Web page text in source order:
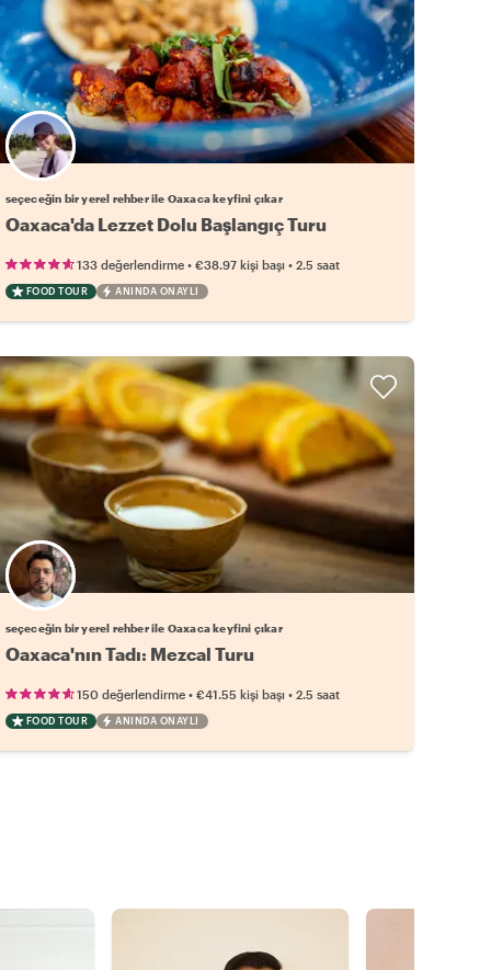
Favori yerel rehberini seç
seçeceğin bir yerel rehber ile Oaxaca keyfini çıkar
Oaxaca'da Lezzet Dolu Başlangıç Turu
133 değerlendirme• €38.97 kişi başı• 2.5 saat
FOOD TOUR ANINDA ONAYLI
Favori yerel rehberini seç
seçeceğin bir yerel rehber ile Oaxaca keyfini çıkar
Oaxaca'nın Tadı: Mezcal Turu
150 değerlendirme• €41.55 kişi başı• 2.5 saat
FOOD TOUR ANINDA ONAYLI